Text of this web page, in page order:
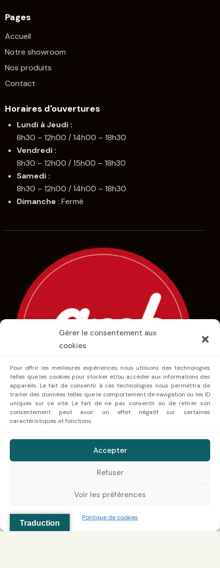
Gérer le consentement aux
cookies
Pour offrir les meilleures expériences, nous utilisons des technologies
telles que les cookies pour stocker et/ou accéder aux informations des
appareils. Le fait de consentir à ces technologies nous permettra de
traiter des données telles que le comportement de navigation ou les ID
uniques sur ce site. Le fait de ne pas consentir ou de retirer son
consentement peut avoir un effet négatif sur certaines
caractéristiques et fonctions.
Accepter
Refuser
Voir les préférences
Politique de cookies
Pages
Accueil
Notre showroom
Nos produits
Contact
Horaires d'ouvertures
Lundi à Jeudi :
8h30 – 12h00 / 14h00 – 18h30
Vendredi :
8h30 – 12h00 / 15h00 – 18h30
Samedi :
8h30 – 12h00 / 14h00 – 18h30
Dimanche : Fermé
GMB CréationCopyright 2023 CK HOME
Tous droits réservés |Mentions légales
Traduction